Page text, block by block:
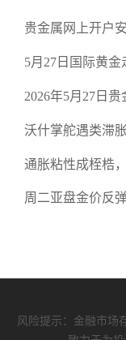
空头清算算法如
贵金属网上开户
恶意洗盘陷阱
5月27日国际黄金
规黄金平台全方
2026年5月27日贵
正规贵金属开户
热潮
沃什掌舵遇类滞
通胀粘性成桎梏
周二亚盘金价反
风险提示：金融市场